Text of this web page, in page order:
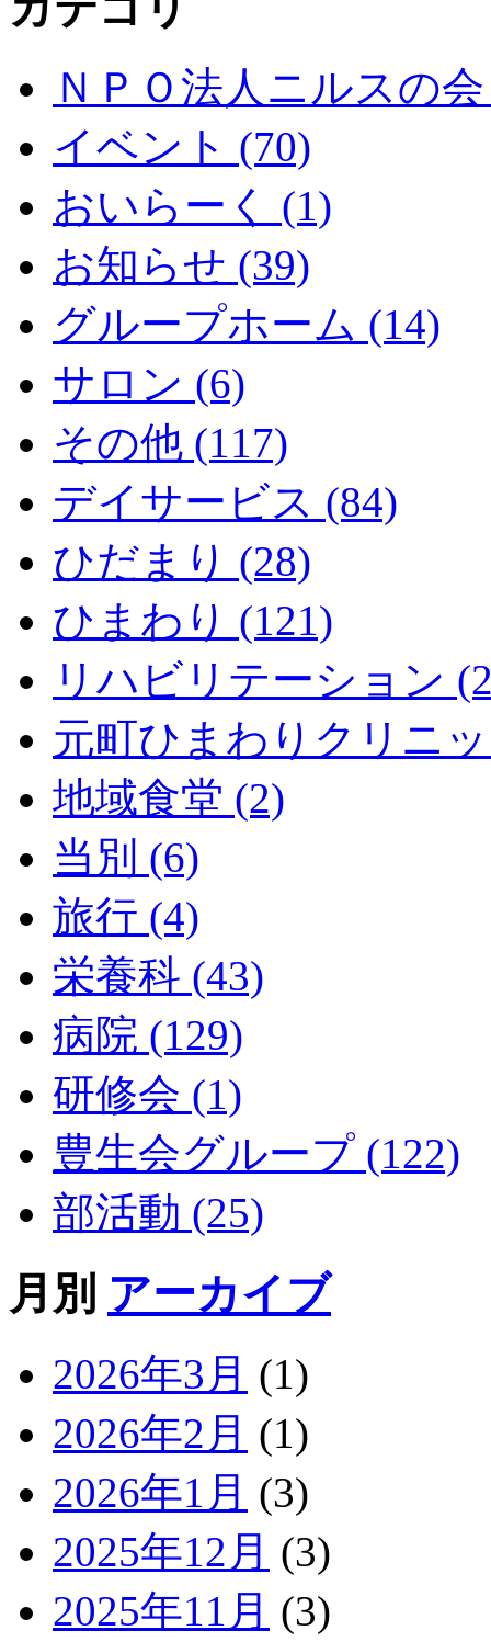
ＮＰＯ法人ニルスの
イベント (70)
おいらーく (1)
お知らせ (39)
グループホーム (14)
サロン (6)
その他 (117)
デイサービス (84)
ひだまり (28)
ひまわり (121)
リハビリテーション
元町ひまわりクリニ
地域食堂 (2)
当別 (6)
旅行 (4)
栄養科 (43)
病院 (129)
研修会 (1)
豊生会グループ (122)
部活動 (25)
月別 アーカイブ
2026年3月 (1)
2026年2月 (1)
2026年1月 (3)
2025年12月 (3)
2025年11月 (3)